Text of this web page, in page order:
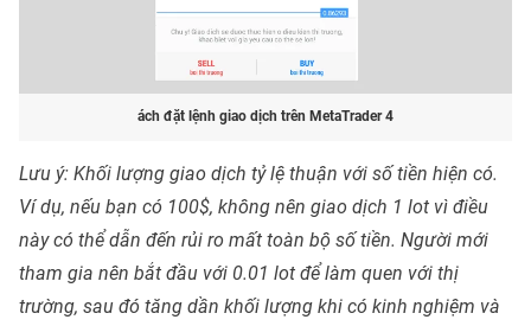
ách đặt lệnh giao dịch trên MetaTrader 4
Lưu ý: Khối lượng giao dịch tỷ lệ thuận với số tiền hiện có.
Ví dụ, nếu bạn có 100$, không nên giao dịch 1 lot vì điều
này có thể dẫn đến rủi ro mất toàn bộ số tiền. Người mới
tham gia nên bắt đầu với 0.01 lot để làm quen với thị
trường, sau đó tăng dần khối lượng khi có kinh nghiệm và